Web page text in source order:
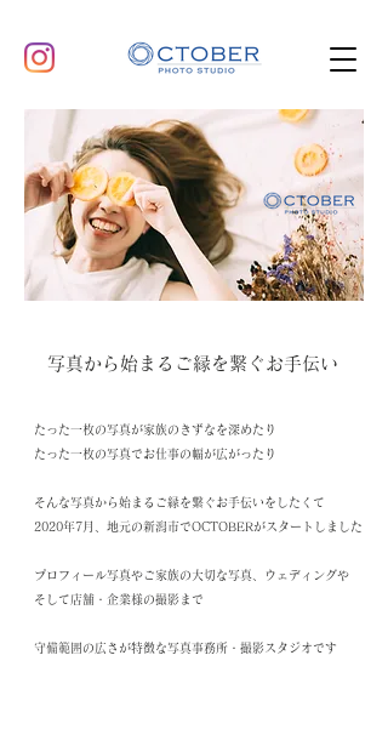
​写真から始まるご縁を繋ぐお手伝い
たった一枚の写真が家族のきずなを深めたり
たった一枚の写真でお仕事の幅が広がったり​
そんな写真から始まるご縁を繋ぐお手伝いをしたくて
2020年7月、地元の新潟市でOCTOBERがスタートしました
​プロフィール写真やご家族の大切な写真、ウェディングや
そして店舗・企業様の撮影まで
守備範囲の広さが特徴な写真事務所・撮影スタジオです